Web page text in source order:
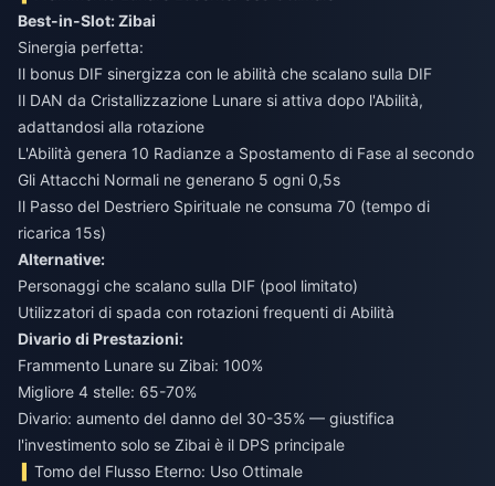
Best-in-Slot: Zibai
Sinergia perfetta:
Il bonus DIF sinergizza con le abilità che scalano sulla DIF
Il DAN da Cristallizzazione Lunare si attiva dopo l'Abilità,
adattandosi alla rotazione
L'Abilità genera 10 Radianze a Spostamento di Fase al secondo
Gli Attacchi Normali ne generano 5 ogni 0,5s
Il Passo del Destriero Spirituale ne consuma 70 (tempo di
ricarica 15s)
Alternative:
Personaggi che scalano sulla DIF (pool limitato)
Utilizzatori di spada con rotazioni frequenti di Abilità
Divario di Prestazioni:
Frammento Lunare su Zibai: 100%
Migliore 4 stelle: 65-70%
Divario: aumento del danno del 30-35% — giustifica
l'investimento solo se Zibai è il DPS principale
Tomo del Flusso Eterno: Uso Ottimale